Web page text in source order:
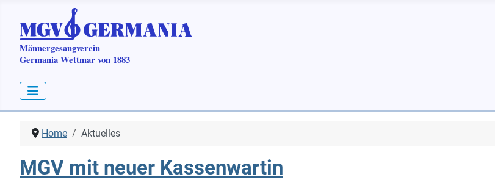
Home Aktuelles
MGV mit neuer Kassenwartin